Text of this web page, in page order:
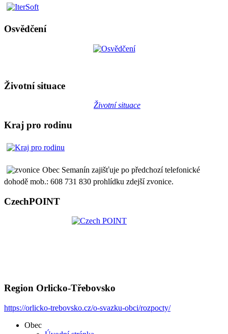
Osvědčení
Životní situace
Životní situace
Kraj pro rodinu
Obec Semanín zajišťuje po předchozí telefonické
dohodě mob.: 608 731 830 prohlídku zdejší zvonice.
CzechPOINT
Region Orlicko-Třebovsko
https://orlicko-trebovsko.cz/o-svazku-obci/rozpocty/
Obec